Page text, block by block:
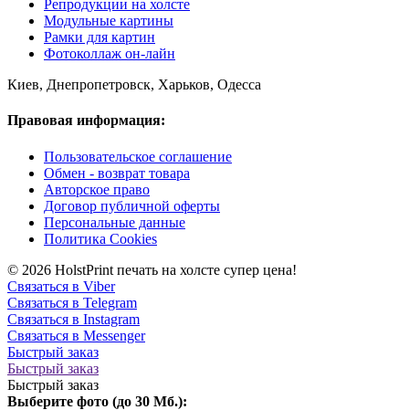
Репродукции на холсте
Модульные картины
Рамки для картин
Фотоколлаж он-лайн
Киев, Днепропетровск, Харьков, Одесса
Правовая информация:
Пользовательское соглашение
Обмен - возврат товара
Авторское право
Договор публичной оферты
Персональные данные
Политика Cookies
© 2026 HolstPrint печать на холсте супер цена!
Связаться в Viber
Связаться в Telegram
Связаться в Instagram
Связаться в Messenger
Быстрый заказ
Быстрый заказ
Быстрый заказ
Выберите фото (до 30 Мб.):